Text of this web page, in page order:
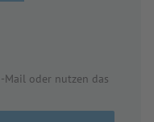
Mail oder nutzen das